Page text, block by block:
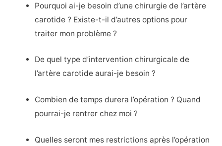
Pourquoi ai-je besoin d’une chirurgie de l’artère
carotide ? Existe-t-il d’autres options pour
traiter mon problème ?
De quel type d’intervention chirurgicale de
l’artère carotide aurai-je besoin ?
Combien de temps durera l’opération ? Quand
pourrai-je rentrer chez moi ?
Quelles seront mes restrictions après l’opération